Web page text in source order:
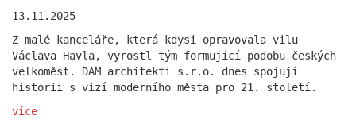
13.11.2025
Z malé kanceláře, která kdysi opravovala vilu
Václava Havla, vyrostl tým formující podobu českých
velkoměst. DAM architekti s.r.o. dnes spojují
historii s vizí moderního města pro 21. století.
více